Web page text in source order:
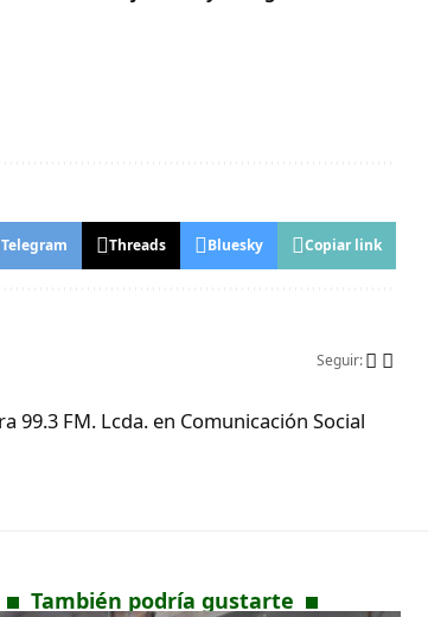
Telegram Threads Bluesky Copiar link
Seguir:
99.3 FM. Lcda. en Comunicación Social
También podría gustarte